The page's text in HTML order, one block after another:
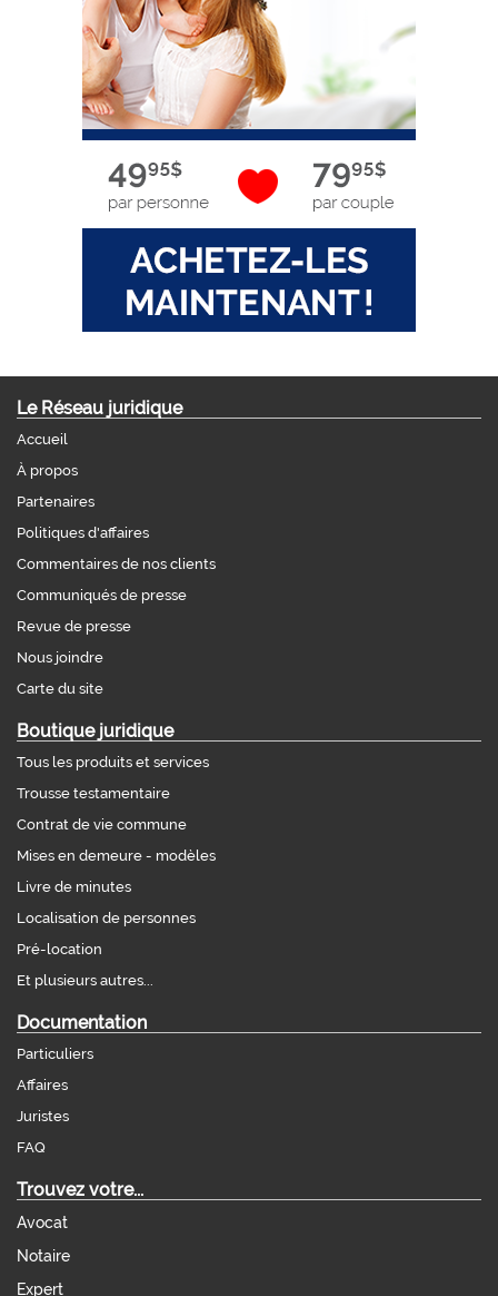
Le Réseau juridique
Accueil
À propos
Partenaires
Politiques d'affaires
Commentaires de nos clients
Communiqués de presse
Revue de presse
Nous joindre
Carte du site
Boutique juridique
Tous les produits et services
Trousse testamentaire
Contrat de vie commune
Mises en demeure - modèles
Livre de minutes
Localisation de personnes
Pré-location
Et plusieurs autres...
Documentation
Particuliers
Affaires
Juristes
FAQ
Trouvez votre...
Avocat
Notaire
Expert